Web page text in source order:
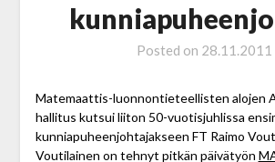
Posted on 28.11.2011
Matemaattis-luonnontieteellisten alojen
hallitus kutsui liiton 50-vuotisjuhlissa
kunniapuheenjohtajakseen FT Raimo
Voutilainen on tehnyt pitkän päivätyön